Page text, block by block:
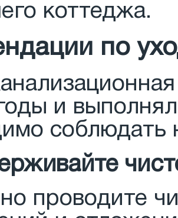
коттеджа.
по
и
соблюдать
проводите